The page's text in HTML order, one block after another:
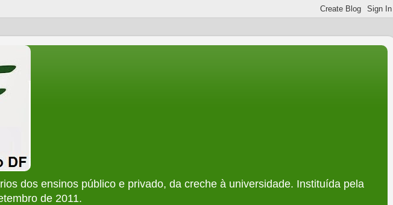
dos ensinos público e privado, da creche à universidade. Instituída pela
de 2011.